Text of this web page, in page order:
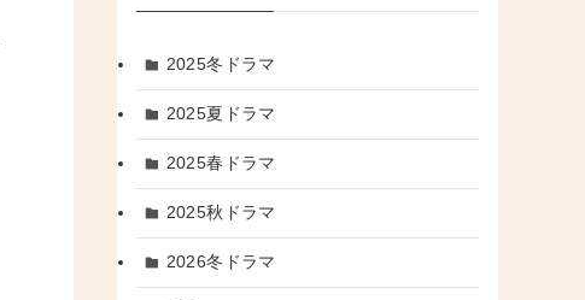
2025冬ドラマ
2025夏ドラマ
2025春ドラマ
2025秋ドラマ
2026冬ドラマ